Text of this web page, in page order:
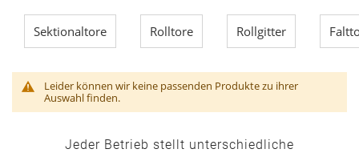
Sektionaltore Rolltore Rollgitter
Leider können wir keine passenden Produkte zu ihrer
Auswahl finden.
Jeder Betrieb stellt unterschiedliche